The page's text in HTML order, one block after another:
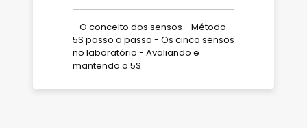
- O conceito dos sensos - Método
5S passo a passo - Os cinco sensos
no laboratório - Avaliando e
mantendo o 5S